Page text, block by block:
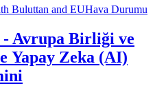
Hava Durumu
Avrupa Birliği ve
Yapay Zeka (AI)